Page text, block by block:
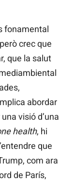
fonamental
crec que
que la salut
abordar
visió d’una
health, hi
que
com ara
de París,